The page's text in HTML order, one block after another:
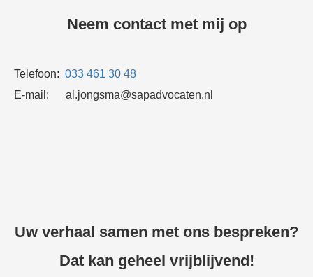
Neem contact met mij op
Telefoon: 033 461 30 48
E-mail: al.jongsma@sapadvocaten.nl
Uw verhaal samen met ons bespreken?
Dat kan geheel vrijblijvend!